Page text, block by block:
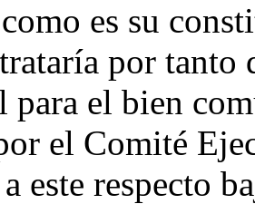
es su
por
el bien
el Comité
este respecto